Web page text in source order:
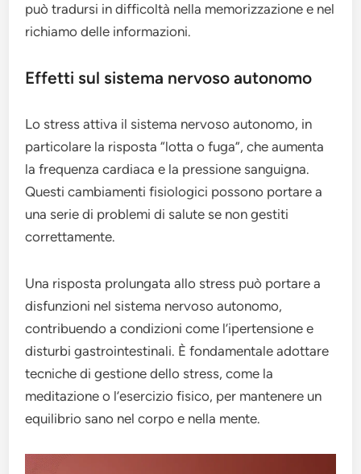
può tradursi in difficoltà nella memorizzazione e nel
richiamo delle informazioni.
Effetti sul sistema nervoso autonomo
Lo stress attiva il sistema nervoso autonomo, in
particolare la risposta “lotta o fuga”, che aumenta
la frequenza cardiaca e la pressione sanguigna.
Questi cambiamenti fisiologici possono portare a
una serie di problemi di salute se non gestiti
correttamente.
Una risposta prolungata allo stress può portare a
disfunzioni nel sistema nervoso autonomo,
contribuendo a condizioni come l’ipertensione e
disturbi gastrointestinali. È fondamentale adottare
tecniche di gestione dello stress, come la
meditazione o l’esercizio fisico, per mantenere un
equilibrio sano nel corpo e nella mente.